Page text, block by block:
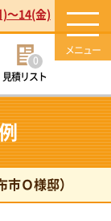
)～14(金)
見積リスト
0
Ｏ様邸）